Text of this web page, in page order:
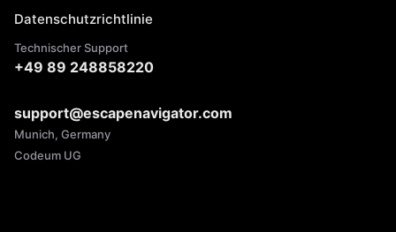
Datenschutzrichtlinie
Technischer Support
+49 89 248858220
support@escapenavigator.com
Munich, Germany
Codeum UG